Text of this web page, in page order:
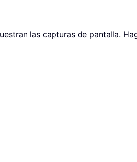
las capturas de pantalla.